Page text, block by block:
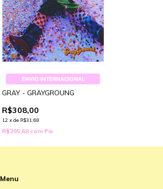
ENVIO INTERNACIONAL
GRAY - GRAYGROUNG
R$308,00
12 xde R$31,68
R$295,68 com Pix
Menu